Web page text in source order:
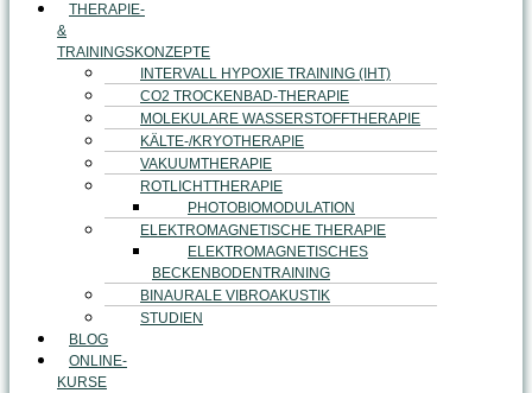
THERAPIE-
&
TRAININGSKONZEPTE
INTERVALL HYPOXIE TRAINING (IHT)
CO2 TROCKENBAD-THERAPIE
MOLEKULARE WASSERSTOFFTHERAPIE
KÄLTE-/KRYOTHERAPIE
VAKUUMTHERAPIE
ROTLICHTTHERAPIE
PHOTOBIOMODULATION
ELEKTROMAGNETISCHE THERAPIE
ELEKTROMAGNETISCHES
BECKENBODENTRAINING
BINAURALE VIBROAKUSTIK
STUDIEN
BLOG
ONLINE-
KURSE